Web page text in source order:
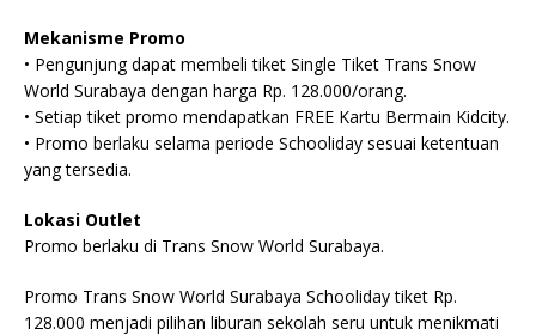
Mekanisme Promo
• Pengunjung dapat membeli tiket Single Tiket Trans Snow
World Surabaya dengan harga Rp. 128.000/orang.
• Setiap tiket promo mendapatkan FREE Kartu Bermain Kidcity.
• Promo berlaku selama periode Schooliday sesuai ketentuan
yang tersedia.
Lokasi Outlet
Promo berlaku di Trans Snow World Surabaya.
Promo Trans Snow World Surabaya Schooliday tiket Rp.
128.000 menjadi pilihan liburan sekolah seru untuk menikmati